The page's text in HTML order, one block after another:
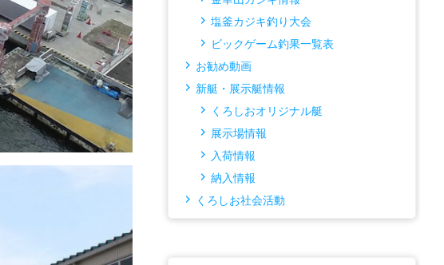
塩釜カジキ釣り大会
ビックゲーム釣果一覧表
お勧め動画
新艇・展示艇情報
くろしおオリジナル艇
展示場情報
入荷情報
納入情報
くろしお社会活動